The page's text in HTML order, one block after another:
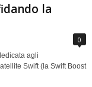
la
0
agli
Swift (la Swift Boost